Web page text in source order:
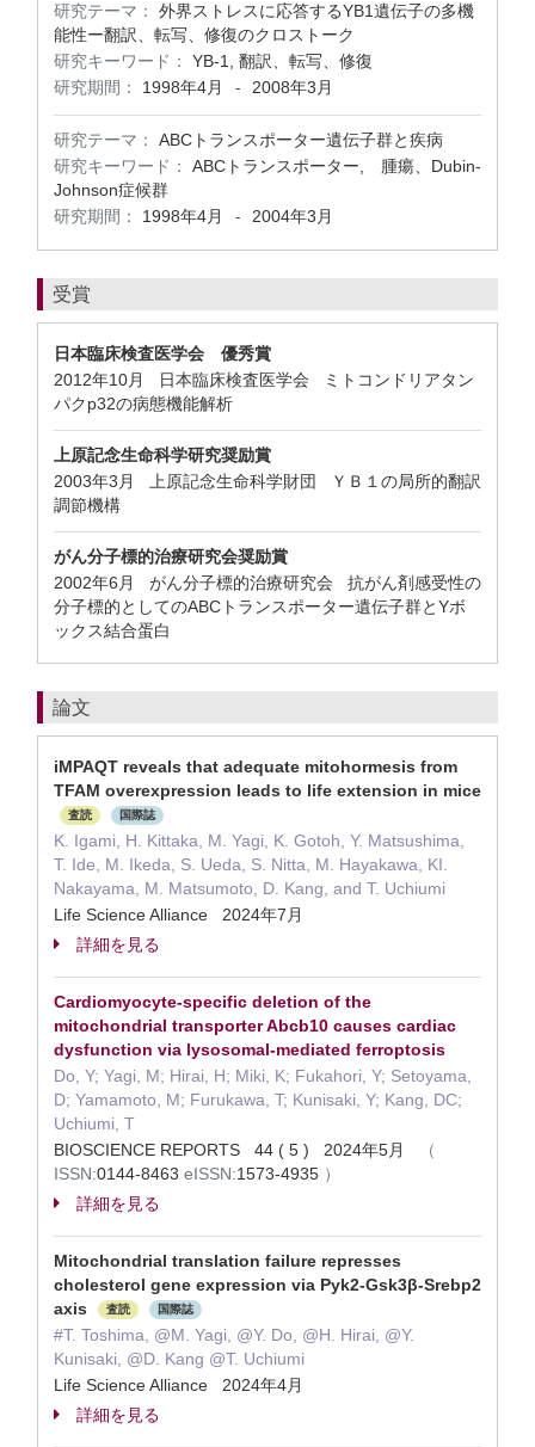
研究テーマ：
外界ストレスに応答するYB1遺伝子の多機
能性ー翻訳、転写、修復のクロストーク
研究キーワード：
YB-1, 翻訳、転写、修復
研究期間：
1998年4月 - 2008年3月
研究テーマ：
ABCトランスポーター遺伝子群と疾病
研究キーワード：
ABCトランスポーター, 腫瘍、Dubin-
Johnson症候群
研究期間：
1998年4月 - 2004年3月
受賞
日本臨床検査医学会 優秀賞
2012年10月 日本臨床検査医学会 ミトコンドリアタン
パクp32の病態機能解析
上原記念生命科学研究奨励賞
2003年3月 上原記念生命科学財団 ＹＢ１の局所的翻訳
調節機構
がん分子標的治療研究会奨励賞
2002年6月 がん分子標的治療研究会 抗がん剤感受性の
分子標的としてのABCトランスポーター遺伝子群とYボ
ックス結合蛋白
論文
iMPAQT reveals that adequate mitohormesis from
TFAM overexpression leads to life extension in mice
査読 国際誌
K. Igami, H. Kittaka, M. Yagi, K. Gotoh, Y. Matsushima,
T. Ide, M. Ikeda, S. Ueda, S. Nitta, M. Hayakawa, KI.
Nakayama, M. Matsumoto, D. Kang, and T. Uchiumi
Life Science Alliance 2024年7月
詳細を見る
Cardiomyocyte-specific deletion of the
mitochondrial transporter Abcb10 causes cardiac
dysfunction via lysosomal-mediated ferroptosis
Do, Y; Yagi, M; Hirai, H; Miki, K; Fukahori, Y; Setoyama,
D; Yamamoto, M; Furukawa, T; Kunisaki, Y; Kang, DC;
Uchiumi, T
BIOSCIENCE REPORTS 44 ( 5 ) 2024年5月
（
ISSN:0144-8463 eISSN:1573-4935 ）
詳細を見る
Mitochondrial translation failure represses
cholesterol gene expression via Pyk2-Gsk3β-Srebp2
axis
査読 国際誌
#T. Toshima, @M. Yagi, @Y. Do, @H. Hirai, @Y.
Kunisaki, @D. Kang @T. Uchiumi
Life Science Alliance 2024年4月
詳細を見る